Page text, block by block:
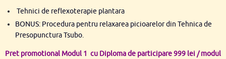
Tehnici de reflexoterapie plantara
BONUS: Procedura pentru relaxarea picioarelor din Tehnica de
Presopunctura Tsubo.
Pret promotional Modul 1 cu Diploma de participare 999 lei / modul